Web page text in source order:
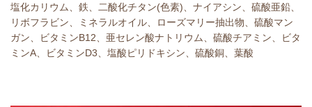
塩化カリウム、鉄、二酸化チタン(色素)、ナイアシン、硫酸亜鉛、
リボフラビン、ミネラルオイル、ローズマリー抽出物、硫酸マン
ガン、ビタミンB12、亜セレン酸ナトリウム、硫酸チアミン、ビタ
ミンA、ビタミンD3、塩酸ピリドキシン、硫酸銅、葉酸